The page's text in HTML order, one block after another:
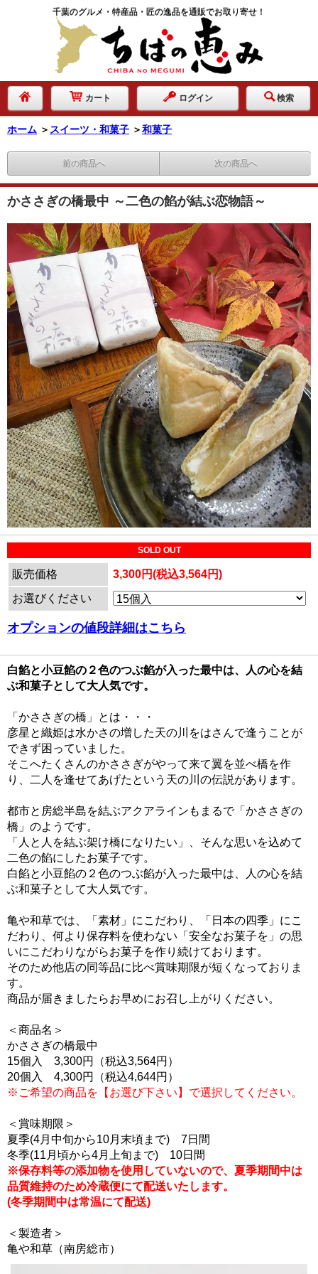
千葉のグルメ・特産品・匠の逸品を通販でお取り寄せ！
カート ログイン 検索
ホーム ＞ スイーツ・和菓子 ＞和菓子
前の商品へ 次の商品へ
かささぎの橋最中 ～二色の餡が結ぶ恋物語～
SOLD OUT
販売価格
3,300円(税込3,564円)
お選びください
オプションの値段詳細はこちら
白餡と小豆餡の２色のつぶ餡が入った最中は、人の心を結
ぶ和菓子として大人気です。
「かささぎの橋」とは・・・
彦星と織姫は水かさの増した天の川をはさんで逢うことが
できず困っていました。
そこへたくさんのかささぎがやって来て翼を並べ橋を作
り、二人を逢せてあげたという天の川の伝説があります。
都市と房総半島を結ぶアクアラインもまるで「かささぎの
橋」のようです。
「人と人を結ぶ架け橋になりたい」、そんな思いを込めて
二色の餡にしたお菓子です。
白餡と小豆餡の２色のつぶ餡が入った最中は、人の心を結
ぶ和菓子として大人気です。
亀や和草では、「素材」にこだわり、「日本の四季」にこ
だわり、何より保存料を使わない「安全なお菓子を」の思
いにこだわりながらお菓子を作り続けております。
そのため他店の同等品に比べ賞味期限が短くなっておりま
す。
商品が届きましたらお早めにお召し上がりください。
＜商品名＞
かささぎの橋最中
15個入 3,300円（税込3,564円）
20個入 4,300円（税込4,644円）
※ご希望の商品を【お選び下さい】で選択してください。
＜賞味期限＞
夏季(4月中旬から10月末頃まで) 7日間
冬季(11月頃から4月上旬まで) 10日間
※保存料等の添加物を使用していないので、夏季期間中は
品質維持のため冷蔵便にて配送いたします。
(冬季期間中は常温にて配送)
＜製造者＞
亀や和草（南房総市）